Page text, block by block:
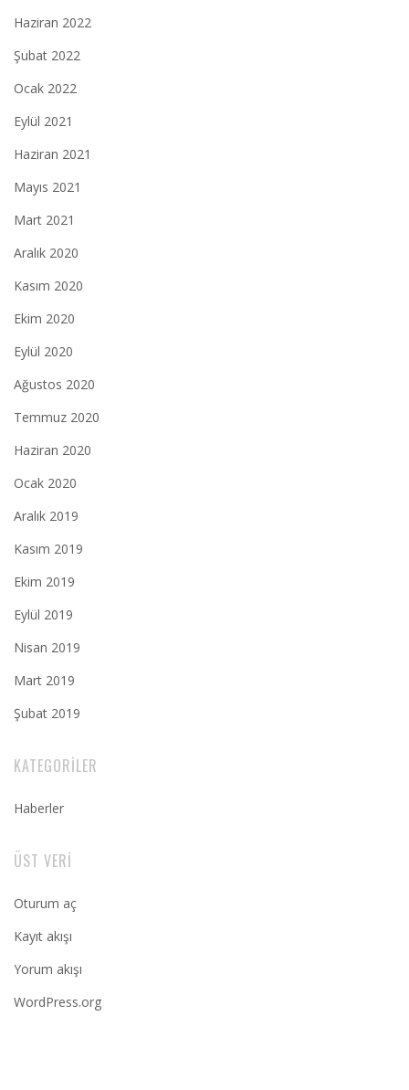
Haziran 2022
Şubat 2022
Ocak 2022
Eylül 2021
Haziran 2021
Mayıs 2021
Mart 2021
Aralık 2020
Kasım 2020
Ekim 2020
Eylül 2020
Ağustos 2020
Temmuz 2020
Haziran 2020
Ocak 2020
Aralık 2019
Kasım 2019
Ekim 2019
Eylül 2019
Nisan 2019
Mart 2019
Şubat 2019
KATEGORILER
Haberler
ÜST VERI
Oturum aç
Kayıt akışı
Yorum akışı
WordPress.org